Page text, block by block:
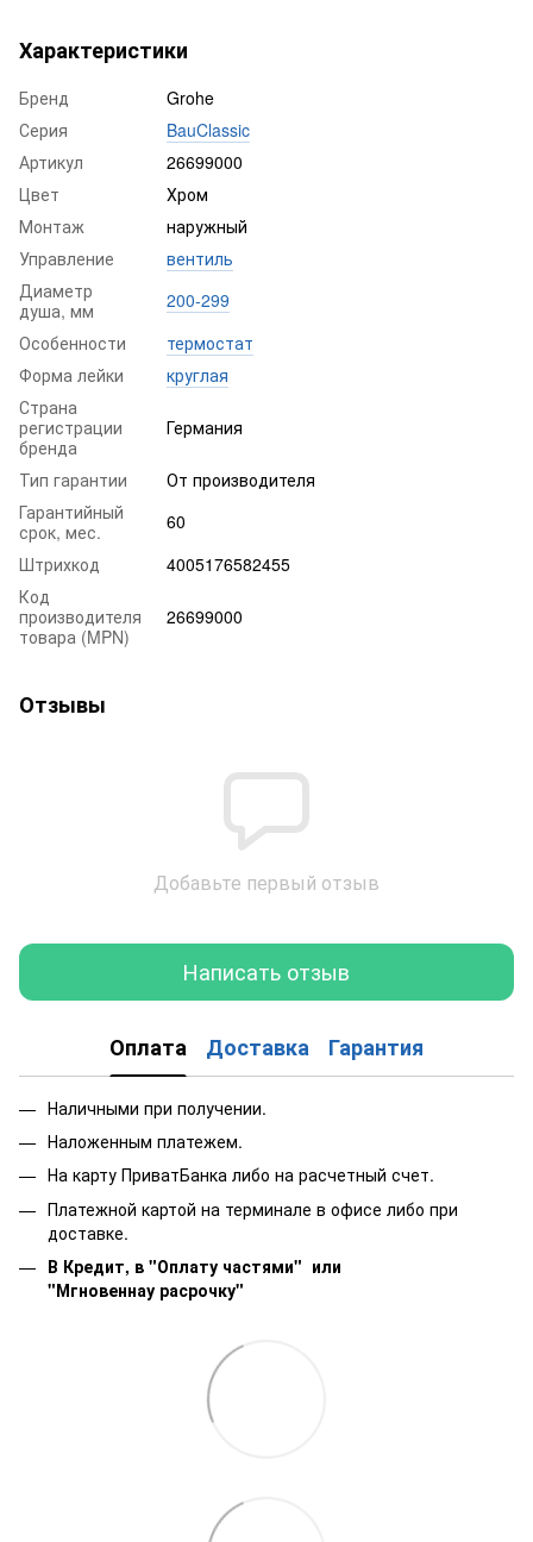
Характеристики
Бренд
Grohe
Серия
BauClassic
Артикул
26699000
Цвет
Хром
Монтаж
наружный
Управление
вентиль
Диаметр
душа, мм
200-299
Особенности
термостат
Форма лейки
круглая
Страна
регистрации
бренда
Германия
Тип гарантии
От производителя
Гарантийный
срок, мес.
60
Штрихкод
4005176582455
Код
производителя
товара (MPN)
26699000
Отзывы
Добавьте первый отзыв
Написать отзыв
Оплата Доставка Гарантия
Наличными при получении.
Наложенным платежем.
На карту ПриватБанка либо на расчетный счет.
Платежной картой на терминале в офисе либо при
доставке.
В Кредит, в "Оплату частями" или
"Мгновеннау расрочку"